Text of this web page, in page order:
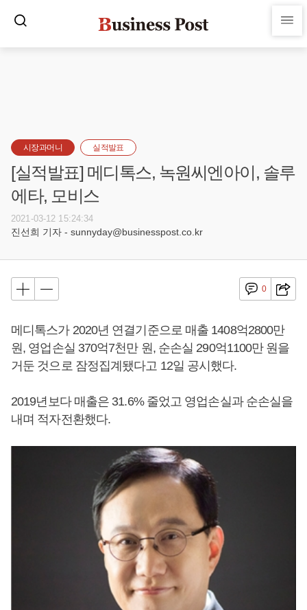
시장과머니 실적발표
[실적발표] 메디톡스, 녹원씨엔아이, 솔루
에타, 모비스
2021-03-12 15:24:34
진선희 기자 - sunnyday@businesspost.co.kr
0
메디톡스가 2020년 연결기준으로 매출 1408억2800만
원, 영업손실 370억7천만 원, 순손실 290억1100만 원을
거둔 것으로 잠정집계됐다고 12일 공시했다.
2019년보다 매출은 31.6% 줄었고 영업손실과 순손실을
내며 적자전환했다.